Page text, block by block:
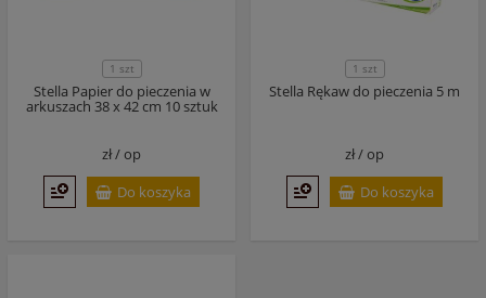
1 szt
Stella Papier do pieczenia w
arkuszach 38 x 42 cm 10 sztuk
zł /op
Do koszyka
1 szt
Stella Rękaw do pieczenia 5 m
zł /op
Do koszyka